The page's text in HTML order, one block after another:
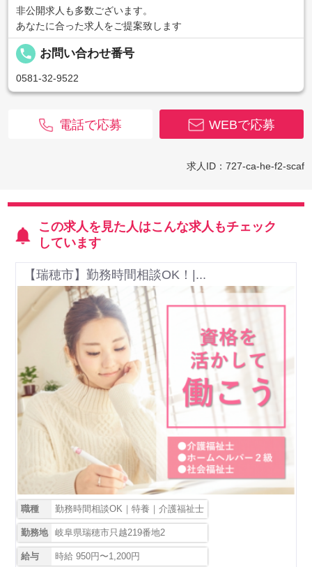
非公開求人も多数ございます。
あなたに合った求人をご提案致します
local_phone お問い合わせ番号
0581-32-9522
WEBで応募
電話で応募
求人ID：727-ca-he-f2-scaf
この求人を見た人はこんな求人もチェック
しています
【瑞穂市】勤務時間相談OK！|...
職種 勤務時間相談OK｜特養｜介護福祉士
勤務地 岐阜県瑞穂市只越219番地2
給与 時給 950円〜1,200円